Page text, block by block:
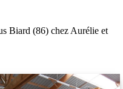
Biard (86) chez Aurélie et